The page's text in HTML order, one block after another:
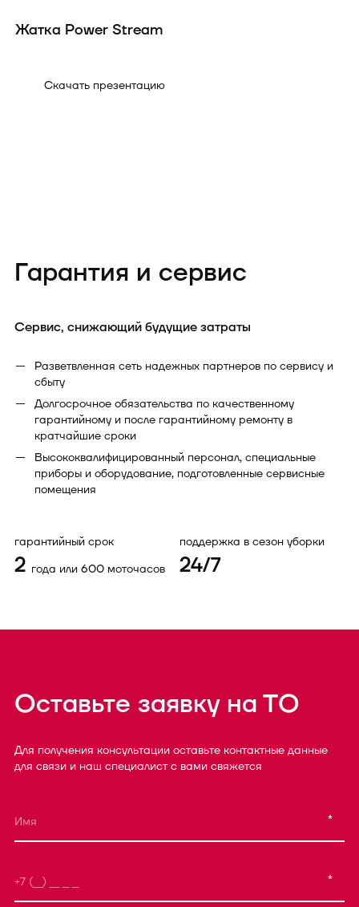
Жатка Power Stream
Скачать презентацию
Гарантия и сервис
Сервис, снижающий будущие затраты
Разветвленная сеть надежных партнеров по сервису и
сбыту
Долгосрочное обязательства по качественному
гарантийному и после гарантийному ремонту в
кратчайшие сроки
Высококвалифицированный персонал, специальные
приборы и оборудование, подготовленные сервисные
помещения
гарантийный срок
2 года или 600 моточасов
поддержка в сезон уборки
24/7
Оставьте заявку на ТО
Для получения консультации оставьте контактные данные
для связи и наш специалист с вами свяжется
*
*